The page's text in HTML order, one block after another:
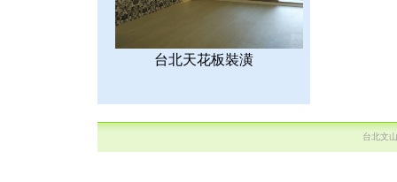
台北天花板裝潢
台北文